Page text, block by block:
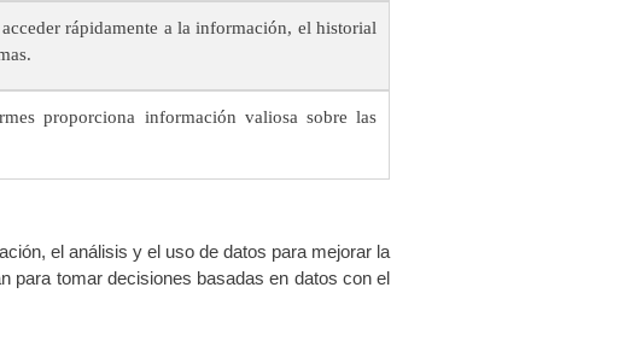
rápidamente a la información, el historial
proporciona información valiosa sobre las
el análisis y el uso de datos para mejorar la
para tomar decisiones basadas en datos con el